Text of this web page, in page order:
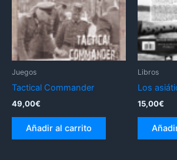
Juegos
Tactical Commander
49,00€
Añadir al carrito
Libros
Los
15,00€